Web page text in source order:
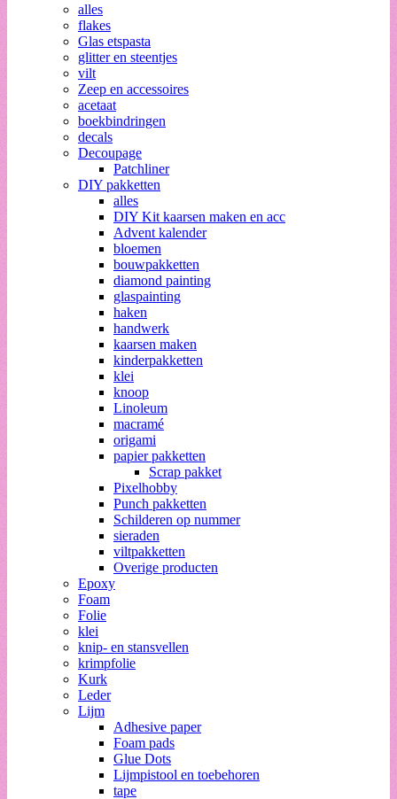
alles
flakes
Glas etspasta
glitter en steentjes
vilt
Zeep en accessoires
acetaat
boekbindringen
decals
Decoupage
Patchliner
DIY pakketten
alles
DIY Kit kaarsen maken en acc
Advent kalender
bloemen
bouwpakketten
diamond painting
glaspainting
haken
handwerk
kaarsen maken
kinderpakketten
klei
knoop
Linoleum
macramé
origami
papier pakketten
Scrap pakket
Pixelhobby
Punch pakketten
Schilderen op nummer
sieraden
viltpakketten
Overige producten
Epoxy
Foam
Folie
klei
knip- en stansvellen
krimpfolie
Kurk
Leder
Lijm
Adhesive paper
Foam pads
Glue Dots
Lijmpistool en toebehoren
tape